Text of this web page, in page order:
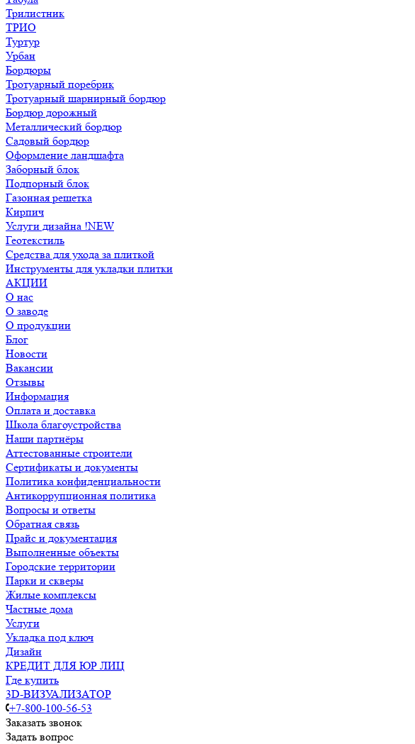
Трилистник
ТРИО
Туртур
Урбан
Бордюры
Тротуарный поребрик
Тротуарный шарнирный бордюр
Бордюр дорожный
Металлический бордюр
Садовый бордюр
Оформление ландшафта
Заборный блок
Подпорный блок
Газонная решетка
Кирпич
Услуги дизайна !NEW
Геотекстиль
Средства для ухода за плиткой
Инструменты для укладки плитки
АКЦИИ
О нас
О заводе
О продукции
Блог
Новости
Вакансии
Отзывы
Информация
Оплата и доставка
Школа благоустройства
Наши партнёры
Аттестованные строители
Сертификаты и документы
Политика конфиденциальности
Антикоррупционная политика
Вопросы и ответы
Обратная связь
Прайс и документация
Выполненные объекты
Городские территории
Парки и скверы
Жилые комплексы
Частные дома
Услуги
Укладка под ключ
Дизайн
КРЕДИТ ДЛЯ ЮР ЛИЦ
Где купить
3D-ВИЗУАЛИЗАТОР
+7-800-100-56-53
Заказать звонок
Задать вопрос